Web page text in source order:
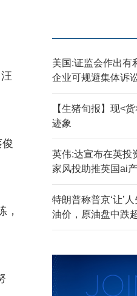
，
美国:证监会作出有
企业可规避集体诉
【生猪旬报】现<
迹象
英伟:达宣布在英投
家风投助推英国ai
特朗普称普京‘让’
油价，原油盘中跌